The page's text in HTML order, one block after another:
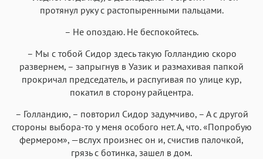
протянул руку с растопыренными пальцами.
– Не опоздаю. Не беспокойтесь.
– Мы с тобой Сидор здесь такую Голландию скоро
развернем, – запрыгнув в Уазик и размахивая папкой
прокричал председатель, и распугивая по улице кур,
покатил в сторону райцентра.
– Голландию, – повторил Сидор задумчиво, – А с другой
стороны выбора-то у меня особого нет. А, что. «Попробую
фермером», —вслух произнес он и, счистив палочкой,
грязь с ботинка, зашел в дом.